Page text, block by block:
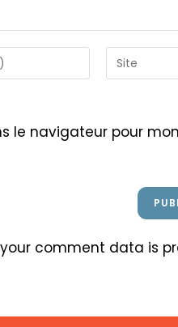
Saisir
l’URL
site
le navigateur pour
comment data is